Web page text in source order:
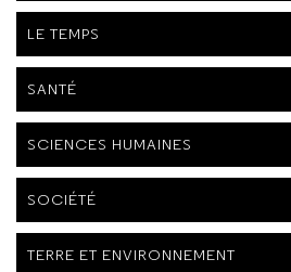
LE TEMPS
SANTÉ
SCIENCES HUMAINES
SOCIÉTÉ
TERRE ET ENVIRONNEMENT